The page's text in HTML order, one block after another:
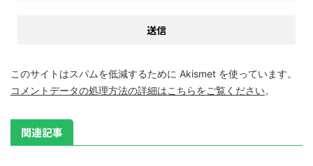
このサイトはスパムを低減するために Akismet を使っています。
コメントデータの処理方法の詳細はこちらをご覧ください。
関連記事